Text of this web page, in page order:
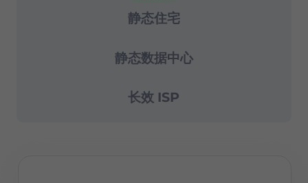
静态住宅
静态数据中心
长效 ISP